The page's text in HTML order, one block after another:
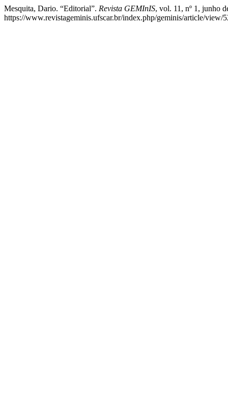
Mesquita, Dario. “Editorial”. Revista GEMInIS, vol. 11, nº 1, junho
https://www.revistageminis.ufscar.br/index.php/geminis/article/view/